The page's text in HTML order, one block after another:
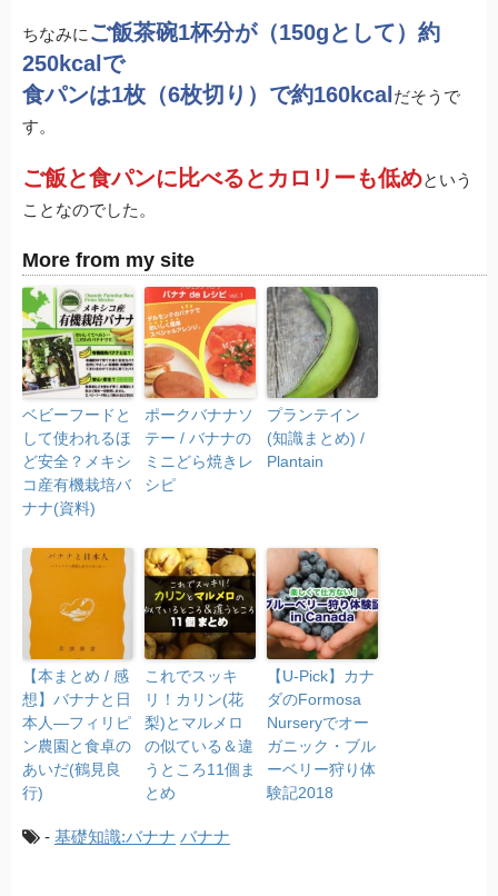
ちなみに ご飯茶碗1杯分が（150gとして）約
250kcalで
食パンは1枚（6枚切り）で約160kcal だそうで
す。
ご飯と食パンに比べるとカロリーも低めという
ことなのでした。
More from my site
ベビーフードと
して使われるほ
ど安全？メキシ
コ産有機栽培バ
ナナ(資料)
ポークバナナソ
テー / バナナの
ミニどら焼きレ
シピ
プランテイン
(知識まとめ) /
Plantain
【本まとめ / 感
想】バナナと日
本人―フィリピ
ン農園と食卓の
あいだ(鶴見良
行)
これでスッキ
リ！カリン(花
梨)とマルメロ
の似ている＆違
うところ11個ま
とめ
【U-Pick】カナ
ダのFormosa
Nurseryでオー
ガニック・ブル
ーベリー狩り体
験記2018
- 基礎知識:バナナ バナナ